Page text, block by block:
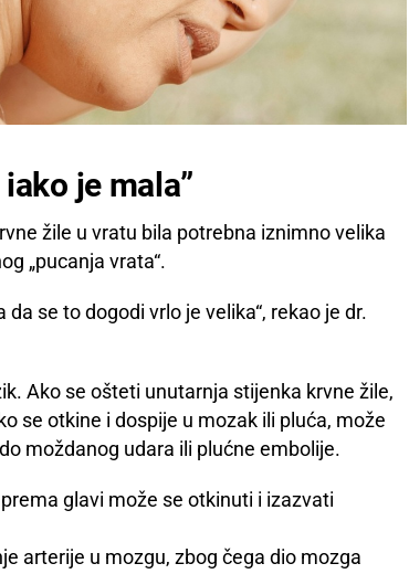
je mala”
žile u vratu bila potrebna iznimno velika
„pucanja vrata“.
se to dogodi vrlo je velika“, rekao je dr.
Ako se ošteti unutarnja stijenka krvne žile,
se otkine i dospije u mozak ili pluća, može
moždanog udara ili plućne embolije.
glavi može se otkinuti i izazvati
arterije u mozgu, zbog čega dio mozga